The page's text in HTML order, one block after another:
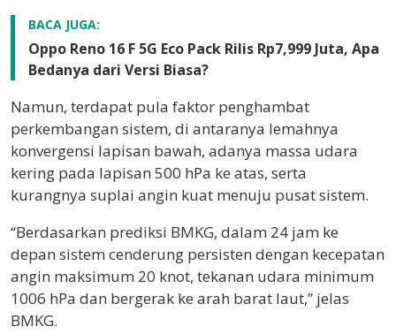
BACA JUGA:
Oppo Reno 16 F 5G Eco Pack Rilis Rp7,999 Juta, Apa
Bedanya dari Versi Biasa?
Namun, terdapat pula faktor penghambat
perkembangan sistem, di antaranya lemahnya
konvergensi lapisan bawah, adanya massa udara
kering pada lapisan 500 hPa ke atas, serta
kurangnya suplai angin kuat menuju pusat sistem.
“Berdasarkan prediksi BMKG, dalam 24 jam ke
depan sistem cenderung persisten dengan kecepatan
angin maksimum 20 knot, tekanan udara minimum
1006 hPa dan bergerak ke arah barat laut,” jelas
BMKG.